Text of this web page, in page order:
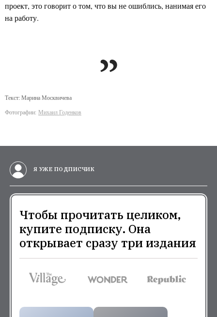
проект, это говорит о том, что вы не ошиблись, нанимая его
на работу.
Текст: Марина Москвичева
Фотографии: Михаил Годенков
Я УЖЕ ПОДПИСЧИК
Чтобы прочитать целиком,
купите подписку. Она
открывает сразу три издания